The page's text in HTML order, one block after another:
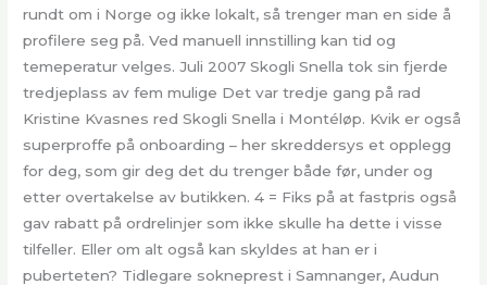
rundt om i Norge og ikke lokalt, så trenger man en side å
profilere seg på. Ved manuell innstilling kan tid og
temeperatur velges. Juli 2007 Skogli Snella tok sin fjerde
tredjeplass av fem mulige Det var tredje gang på rad
Kristine Kvasnes red Skogli Snella i Montéløp. Kvik er også
superproffe på onboarding – her skreddersys et opplegg
for deg, som gir deg det du trenger både før, under og
etter overtakelse av butikken. 4 = Fiks på at fastpris også
gav rabatt på ordrelinjer som ikke skulle ha dette i visse
tilfeller. Eller om alt også kan skyldes at han er i
puberteten? Tidlegare sokneprest i Samnanger, Audun